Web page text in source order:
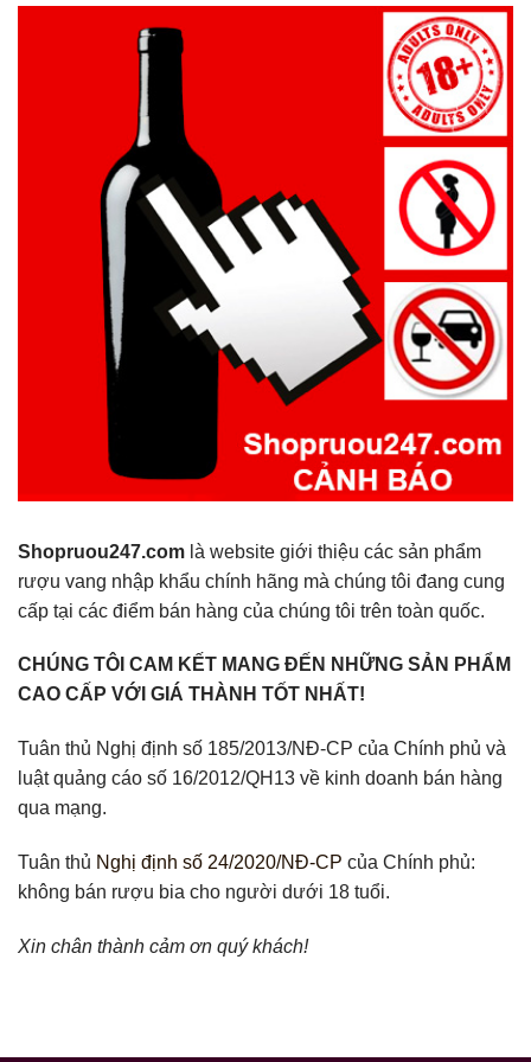
Shopruou247.com là website giới thiệu các sản phẩm
rượu vang nhập khẩu chính hãng mà chúng tôi đang cung
cấp tại các điểm bán hàng của chúng tôi trên toàn quốc.
CHÚNG TÔI CAM KẾT MANG ĐẾN NHỮNG SẢN PHẨM
CAO CẤP VỚI GIÁ THÀNH TỐT NHẤT!
Tuân thủ Nghị định số 185/2013/NĐ-CP của Chính phủ và
luật quảng cáo số 16/2012/QH13 về kinh doanh bán hàng
qua mạng.
Tuân thủ Nghị định số 24/2020/NĐ-CP của Chính phủ:
không bán rượu bia cho người dưới 18 tuổi.
Xin chân thành cảm ơn quý khách!